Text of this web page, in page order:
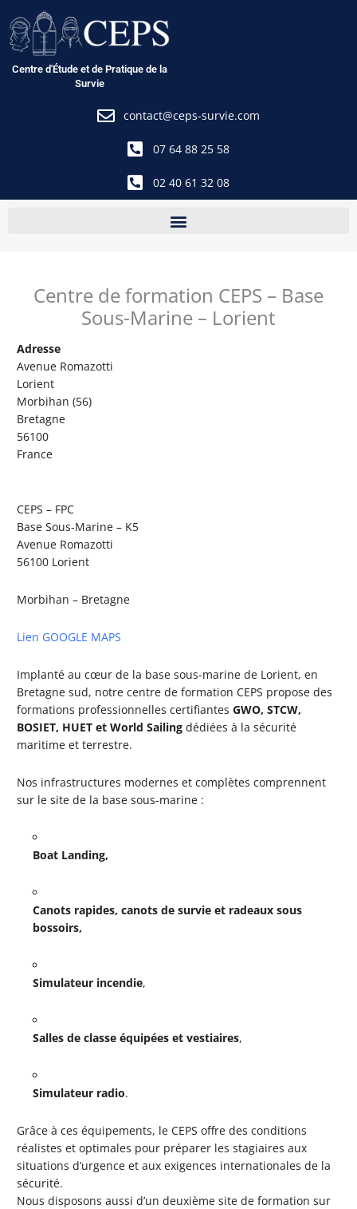
au
contenu
Centre d'Étude et de Pratique de la
Survie
contact@ceps-survie.com
07 64 88 25 58
02 40 61 32 08
Centre de formation CEPS – Base
Sous-Marine – Lorient
Adresse
Avenue Romazotti
Lorient
Morbihan (56)
Bretagne
56100
France
CEPS – FPC
Base Sous-Marine – K5
Avenue Romazotti
56100 Lorient
Morbihan – Bretagne
Lien GOOGLE MAPS
Implanté au cœur de la base sous-marine de Lorient, en
Bretagne sud, notre centre de formation CEPS propose des
formations professionnelles certifiantesGWO,STCW,
BOSIET, HUET et World Sailing dédiées à la sécurité
maritime et terrestre.
Nos infrastructures modernes et complètes comprennent
sur le site de la base sous-marine :
Boat Landing,
Canots rapides, canots de survie et radeaux sous
bossoirs,
Simulateur incendie,
Salles de classe équipées et vestiaires,
Simulateur radio.
Grâce à ces équipements, le CEPS offre des conditions
réalistes et optimales pour préparer les stagiaires aux
situations d’urgence et aux exigences internationales de la
sécurité.
Nous disposons aussi d’un deuxième site de formation sur